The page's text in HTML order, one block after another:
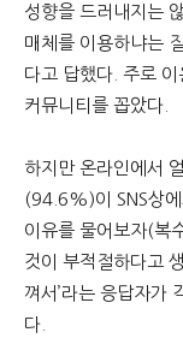
성향을 드러내지는
매체를 이용하냐는
다고 답했다. 주로
커뮤니티를 꼽았다.
하지만 온라인에서
(94.6%)이 SNS상
이유를 물어보자(복
것이 부적절하다고
껴서’라는 응답자
다.